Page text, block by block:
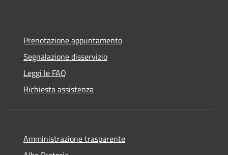
Prenotazione appuntamento
Segnalazione disservizio
Leggi le FAQ
Richiesta assistenza
Amministrazione trasparente